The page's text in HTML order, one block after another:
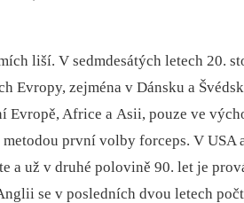
liší. V sedmdesátých letech 20.
Evropy, zejména v Dánsku a
Evropě, Africe a Asii, pouze ve
první volby forceps. V
a už v druhé polovině 90. let je
se v posledních dvou letech